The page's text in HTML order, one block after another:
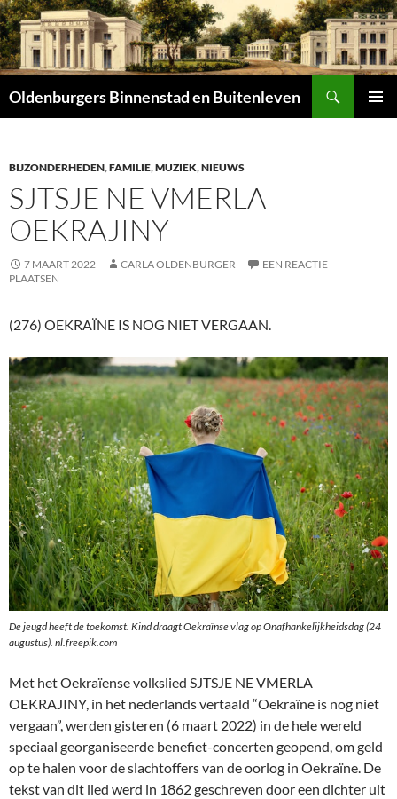
Oldenburgers Binnenstad en Buitenleven
BIJZONDERHEDEN,FAMILIE,MUZIEK,NIEUWS
SJTSJE NE VMERLA
OEKRAJINY
7 MAART 2022 CARLA OLDENBURGER
EEN REACTIE
PLAATSEN
(276) OEKRAÏNE IS NOG NIET VERGAAN.
De jeugd heeft de toekomst. Kind draagt Oekraïnse vlag op Onafhankelijkheidsdag (24
augustus). nl.freepik.com
Met het Oekraïense volkslied SJTSJE NE VMERLA
OEKRAJINY, in het nederlands vertaald “Oekraïne is nog niet
vergaan”, werden gisteren (6 maart 2022) in de hele wereld
speciaal georganiseerde benefiet-concerten geopend, om geld
op te halen voor de slachtoffers van de oorlog in Oekraïne. De
tekst van dit lied werd in 1862 geschreven door een dichter uit